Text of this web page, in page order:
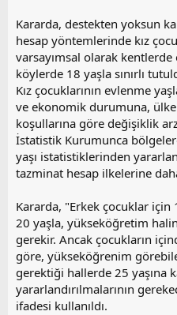
Kararda, destekten yoksun
hesap yöntemlerinde kız
varsayımsal olarak
köylerde 18 yaşla sınırlı
Kız çocuklarının evlenme
ve ekonomik durumuna,
koşullarına göre değişiklik
İstatistik Kurumunca
yaşı istatistiklerinden
tazminat hesap ilkelerine
Kararda, "Erkek çocuklar
20 yaşla, yükseköğretim
gerekir. Ancak çocukların
göre, yükseköğrenim
gerektiği hallerde 25 yaşına
yararlandırılmalarının
ifadesi kullanıldı.